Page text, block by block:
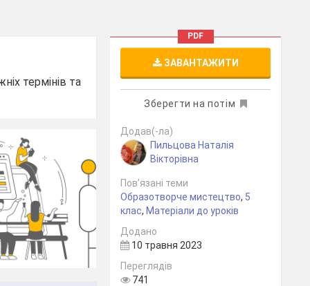
термінів та
PDF
ЗАВАНТАЖИТИ
Зберегти на потім
Додав(-ла)
Пильцова Наталія
Вікторівна
Пов’язані теми
Образотворче мистецтво, 5
клас, Матеріали до уроків
Додано
10 травня 2023
Переглядів
741